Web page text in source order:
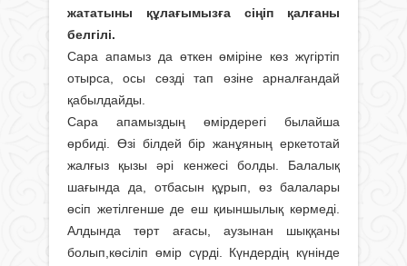
жататыны құлағымызға сіңіп қалғаны
белгілі.
Сара апамыз да өткен өміріне көз жүгіртіп
отырса, осы сөзді тап өзіне арналғандай
қабылдайды.
Сара апамыздың өмірдерегі былай­ша
өрбиді. Өзі білдей бір жанұяның еркетотай
жалғыз қызы әрі кенжесі болды. Балалық
шағында да, отбасын құрып, өз балалары
өсіп жетілгенше де еш қиыншылық көрмеді.
Алдында төрт ағасы, аузынан шыққаны
болып,көсіліп өмір сүрді. Күндердің күнінде